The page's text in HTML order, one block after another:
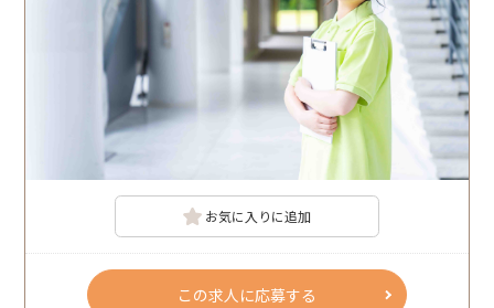
お気に入りに追加
この求人に応募する